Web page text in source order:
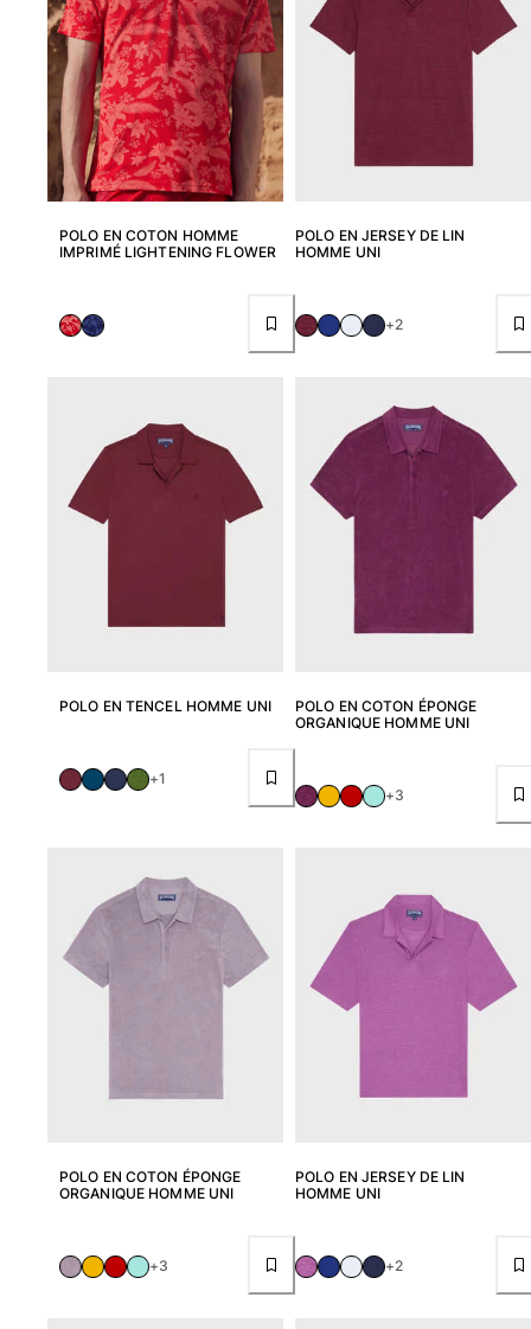
collaborations
CADEAUX
INSPIRATIONS
LES PLAGES VILEBREQUIN
La Maison Vilebrequin
Questions fréquentes
Nous contacter
Suivre ma commande
POLO EN COTON HOMME
IMPRIMÉ LIGHTENING FLOWER
POLO EN JERSEY DE LIN
HOMME UNI
+2
POLO EN TENCEL HOMME UNI
+1
POLO EN COTON ÉPONGE
ORGANIQUE HOMME UNI
+3
POLO EN COTON ÉPONGE
ORGANIQUE HOMME UNI
+3
POLO EN JERSEY DE LIN
HOMME UNI
+2